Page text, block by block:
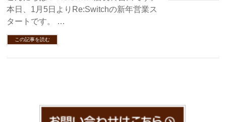
本日、1月5日よりRe:Switchの新年営業ス
タートです。 …
この記事を読む